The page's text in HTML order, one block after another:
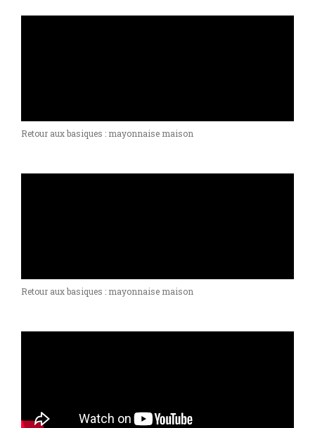
Retour aux basiques : mayonnaise maison
Retour aux basiques : mayonnaise maison